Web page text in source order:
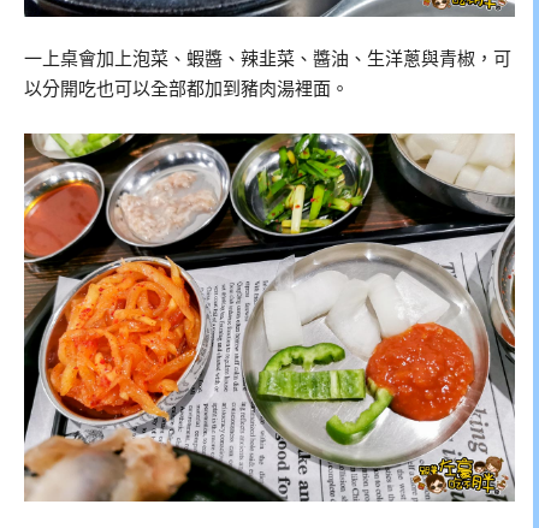
一上桌會加上泡菜、蝦醬、辣韭菜、醬油、生洋蔥與青椒，可
以分開吃也可以全部都加到豬肉湯裡面。